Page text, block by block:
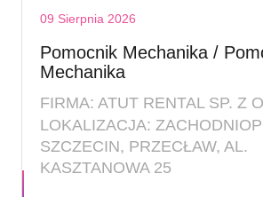
09 Sierpnia 2026
Pomocnik Mechanika /
Mechanika
FIRMA: ATUT RENTAL SP. Z
LOKALIZACJA:
SZCZECIN, PRZECŁAW, AL.
KASZTANOWA 25